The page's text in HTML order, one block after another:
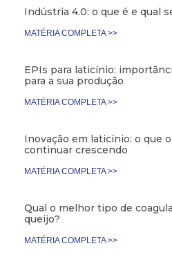
Indústria 4.0: o que é e qual
MATÉRIA COMPLETA >>
EPIs para laticínio:
para a sua produção
MATÉRIA COMPLETA >>
Inovação em laticínio: o que
continuar crescendo
MATÉRIA COMPLETA >>
Qual o melhor tipo de
queijo?
MATÉRIA COMPLETA >>